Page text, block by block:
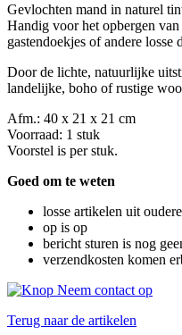
Gevlochten mand in naturel
Handig voor het opbergen
gastendoekjes of andere losse
Door de lichte, natuurlijke
landelijke, boho of rustige
Afm.: 40 x 21 x 21 cm
Voorraad: 1 stuk
Voorstel is per stuk.
Goed om te weten
losse artikelen uit
op is op
bericht sturen is nog
verzendkosten komen
Terug naar de artikelen